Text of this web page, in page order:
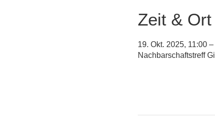
Zeit & Ort
19. Okt. 2025, 11:00
Nachbarschaftstreff